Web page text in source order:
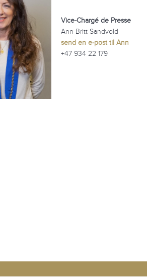
Vice-Chargé de Presse
Ann Britt Sandvold
send en e-post til Ann
+47 934 22 179